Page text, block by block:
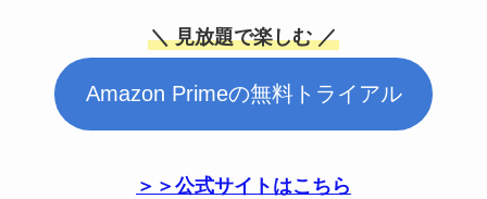
＼ 見放題で楽しむ ／
Amazon Primeの無料トライアル
＞＞公式サイトはこちら